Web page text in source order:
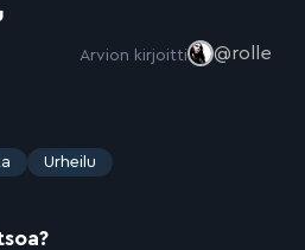
Arvion kirjoitti @rolle
Urheilu